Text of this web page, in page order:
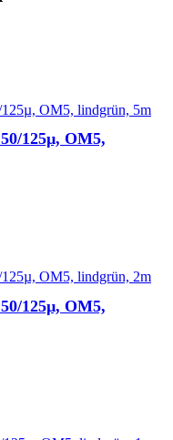
125µ, OM5,
125µ, OM5,